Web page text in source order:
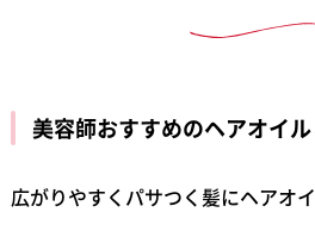
美容師おすすめのヘアオイ
広がりやすくパサつく髪にヘアオ